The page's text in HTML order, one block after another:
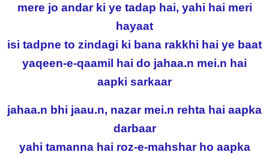
mere jo andar ki ye tadap hai, yahi hai meri
hayaat
isi tadpne to zindagi ki bana rakkhi hai ye baat
yaqeen-e-qaamil hai do jahaa.n mei.n hai
aapki sarkaar
jahaa.n bhi jaau.n, nazar mei.n rehta hai aapka
darbaar
yahi tamanna hai roz-e-mahshar ho aapka